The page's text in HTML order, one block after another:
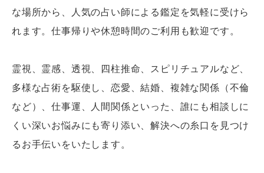
な場所から、人気の占い師による鑑定を気軽に受けら
れます。仕事帰りや休憩時間のご利用も歓迎です。
霊視、霊感、透視、四柱推命、スピリチュアルなど、
多様な占術を駆使し、恋愛、結婚、複雑な関係（不倫
など）、仕事運、人間関係といった、誰にも相談しに
くい深いお悩みにも寄り添い、解決への糸口を見つけ
るお手伝いをいたします。